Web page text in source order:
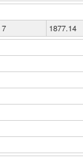
1877.14